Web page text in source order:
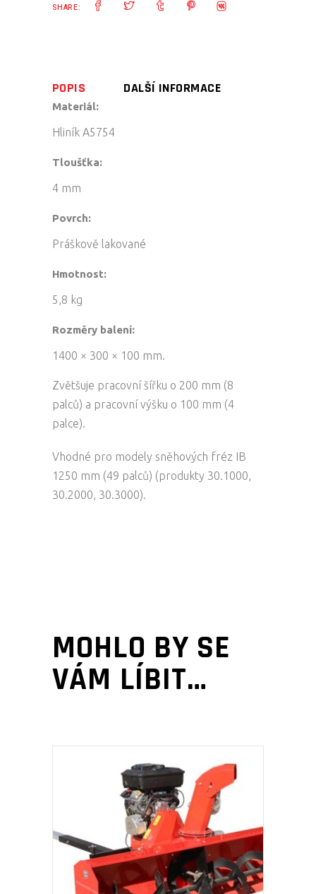
SHARE:
POPIS DALŠÍ INFORMACE
Materiál:
Hliník A5754
Tloušťka:
4 mm
Povrch:
Práškově lakované
Hmotnost:
5,8 kg
Rozměry balení:
1400 × 300 × 100 mm.
Zvětšuje pracovní šířku o 200 mm (8
palců) a pracovní výšku o 100 mm (4
palce).
Vhodné pro modely sněhových fréz IB
1250 mm (49 palců) (produkty 30.1000,
30.2000, 30.3000).
MOHLO BY SE
VÁM LÍBIT…
PŘIDAT DO KOŠÍKU